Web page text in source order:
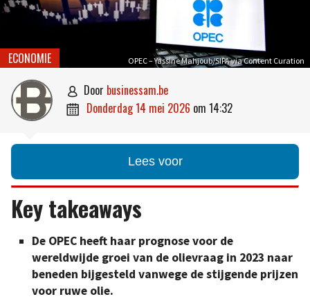
OPEC – Yassine Mahjoub/SIPA via Content Curation
ECONOMIE
 door businessam.be
 donderdag 14 mei 2026 om 14:32
Lees voor
Key takeaways
De OPEC heeft haar prognose voor de
wereldwijde groei van de olievraag in 2023 naar
beneden bijgesteld vanwege de stijgende prijzen
voor ruwe olie.